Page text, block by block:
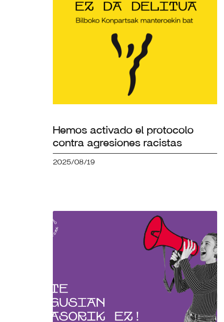
Hemos activado el protocolo
contra agresiones racistas
2025/08/19